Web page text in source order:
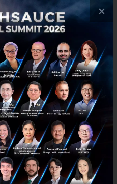
in Wavemaker
startups
capital (CVC) arm of SCG, has
Asia’s leading seed-
Partners, in ...
×